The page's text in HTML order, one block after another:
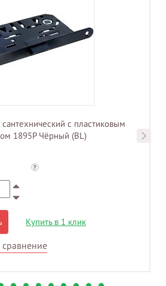
с пластиковым
1895P Чёрный (BL)
?
Купить в 1 клик
сравнение